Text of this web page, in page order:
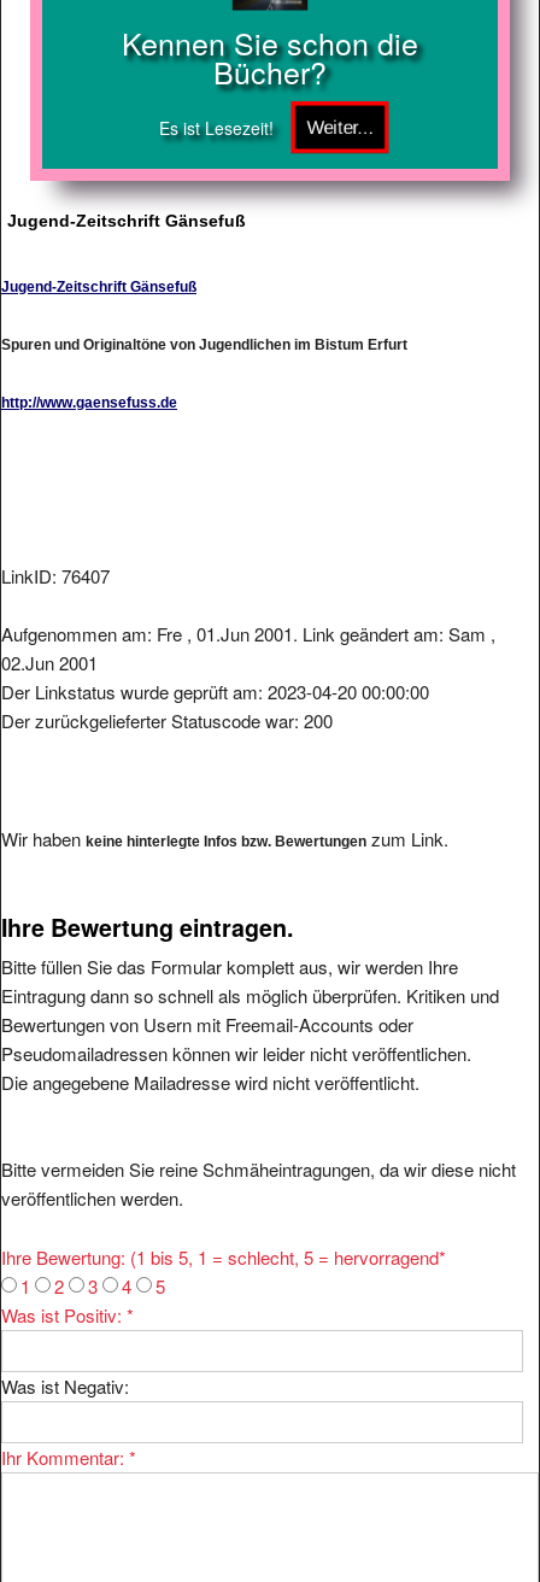
Kennen Sie schon die
Bücher?
Es ist Lesezeit!
Jugend-Zeitschrift Gänsefuß
Jugend-Zeitschrift Gänsefuß
Spuren und Originaltöne von Jugendlichen im Bistum Erfurt
http://www.gaensefuss.de
LinkID: 76407
Aufgenommen am: Fre , 01.Jun 2001. Link geändert am: Sam ,
02.Jun 2001
Der Linkstatus wurde geprüft am: 2023-04-20 00:00:00
Der zurückgelieferter Statuscode war: 200
Wir haben keine hinterlegte Infos bzw. Bewertungen zum Link.
Ihre Bewertung eintragen.
Bitte füllen Sie das Formular komplett aus, wir werden Ihre
Eintragung dann so schnell als möglich überprüfen. Kritiken und
Bewertungen von Usern mit Freemail-Accounts oder
Pseudomailadressen können wir leider nicht veröffentlichen.
Die angegebene Mailadresse wird nicht veröffentlicht.
Bitte vermeiden Sie reine Schmäheintragungen, da wir diese nicht
veröffentlichen werden.
Ihre Bewertung: (1 bis 5, 1 = schlecht, 5 = hervorragend*
1
2 3 4
5
Was ist Positiv: *
Was ist Negativ:
Ihr Kommentar: *